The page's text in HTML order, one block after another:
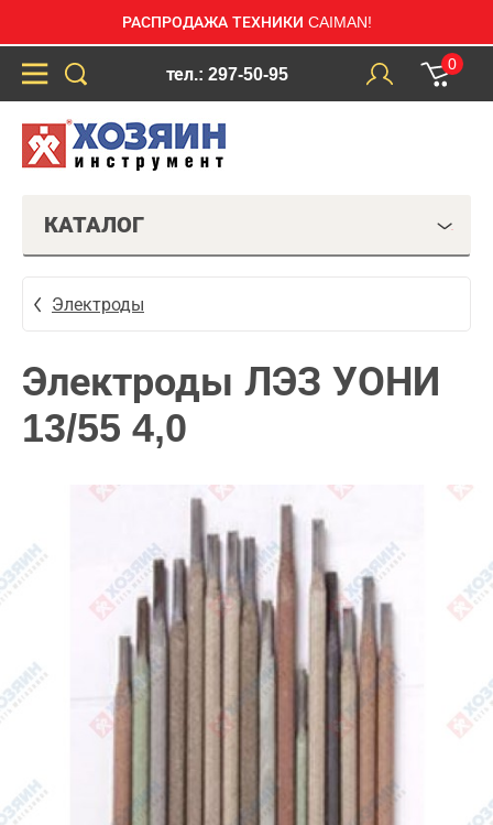
РАСПРОДАЖА ТЕХНИКИ CAIMAN!
тел.: 297-50-95
0
КАТАЛОГ
Электроды
Электроды ЛЭЗ УОНИ
13/55 4,0